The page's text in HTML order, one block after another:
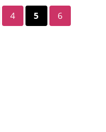
Página
4 Página
5 Página
6